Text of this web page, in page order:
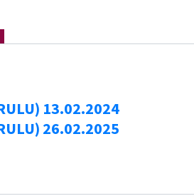
13.02.2024
26.02.2025